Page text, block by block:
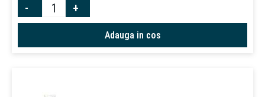
- +
Adauga in cos